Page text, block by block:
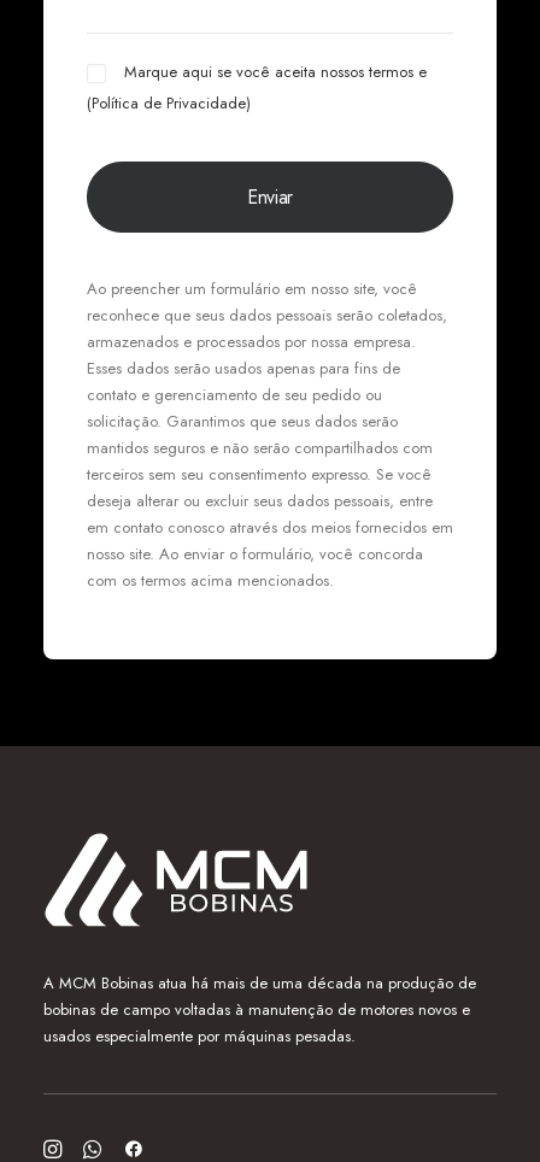
Marque aqui se você aceita nossos termos e
(Política de Privacidade)
Ao preencher um formulário em nosso site, você
reconhece que seus dados pessoais serão coletados,
armazenados e processados por nossa empresa.
Esses dados serão usados apenas para fins de
contato e gerenciamento de seu pedido ou
solicitação. Garantimos que seus dados serão
mantidos seguros e não serão compartilhados com
terceiros sem seu consentimento expresso. Se você
deseja alterar ou excluir seus dados pessoais, entre
em contato conosco através dos meios fornecidos em
nosso site. Ao enviar o formulário, você concorda
com os termos acima mencionados.
A MCM Bobinas atua há mais de uma década na produção de
bobinas de campo voltadas à manutenção de motores novos e
usados especialmente por máquinas pesadas.